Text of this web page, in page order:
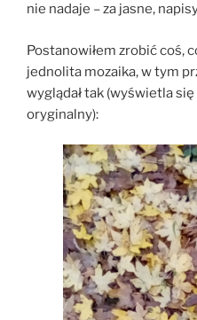
nie nadaje – za jasne,
Postanowiłem zrobić coś,
jednolita mozaika, w tym
wyglądał tak (wyświetla
oryginalny):